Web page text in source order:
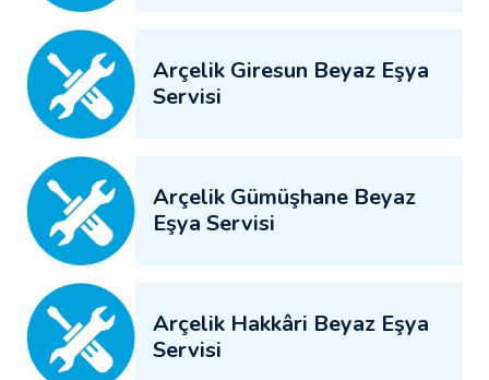
Arçelik Giresun Beyaz Eşya
Servisi
Arçelik Gümüşhane Beyaz
Eşya Servisi
Arçelik Hakkâri Beyaz Eşya
Servisi